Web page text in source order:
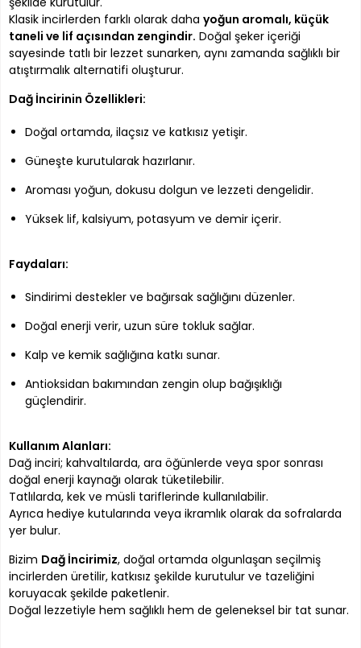
Klasik incirlerden farklı olarak daha yoğun aromalı, küçük
taneli ve lif açısından zengindir. Doğal şeker içeriği
sayesinde tatlı bir lezzet sunarken, aynı zamanda sağlıklı bir
atıştırmalık alternatifi oluşturur.
Dağ İncirinin Özellikleri:
Doğal ortamda, ilaçsız ve katkısız yetişir.
Güneşte kurutularak hazırlanır.
Aroması yoğun, dokusu dolgun ve lezzeti dengelidir.
Yüksek lif, kalsiyum, potasyum ve demir içerir.
Faydaları:
Sindirimi destekler ve bağırsak sağlığını düzenler.
Doğal enerji verir, uzun süre tokluk sağlar.
Kalp ve kemik sağlığına katkı sunar.
Antioksidan bakımından zengin olup bağışıklığı
güçlendirir.
Kullanım Alanları:
Dağ inciri; kahvaltılarda, ara öğünlerde veya spor sonrası
doğal enerji kaynağı olarak tüketilebilir.
Tatlılarda, kek ve müsli tariflerinde kullanılabilir.
Ayrıca hediye kutularında veya ikramlık olarak da sofralarda
yer bulur.
Bizim Dağ İncirimiz, doğal ortamda olgunlaşan seçilmiş
incirlerden üretilir, katkısız şekilde kurutulur ve tazeliğini
koruyacak şekilde paketlenir.
Doğal lezzetiyle hem sağlıklı hem de geleneksel bir tat sunar.